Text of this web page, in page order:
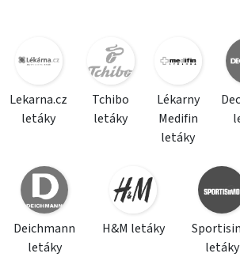
Lekarna.cz
letáky
Tchibo
letáky
Lékarny
Medifin
letáky
Deichmann
letáky
H&M letáky
letáky